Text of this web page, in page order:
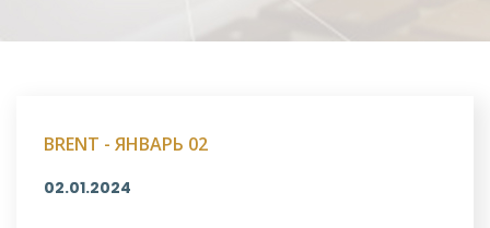
BRENT - ЯНВАРЬ 02
02.01.2024